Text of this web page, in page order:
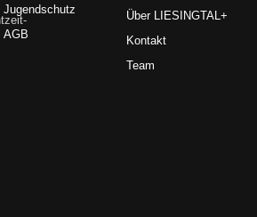
Jugendschutz
AGB
Über LIESINGTAL+
Kontakt
Team